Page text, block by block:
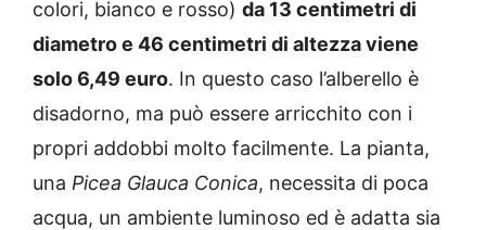
colori, bianco e rosso) da 13 centimetri di
diametro e 46 centimetri di altezza viene
solo 6,49 euro. In questo caso l’alberello è
disadorno, ma può essere arricchito con i
propri addobbi molto facilmente. La pianta,
una Picea Glauca Conica, necessita di poca
acqua, un ambiente luminoso ed è adatta sia